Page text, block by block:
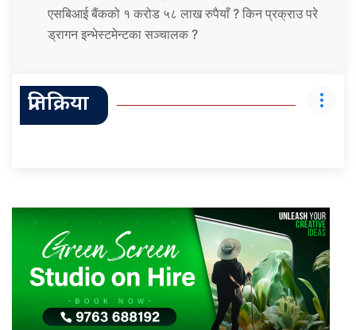
एसबिआई बैंकको १ करोड ५८ लाख रुपैयाँ ? किन प्रक्राउ परे
ड्रागन इन्भेस्टमेन्टका सञ्चालक ?
प्रतिक्रिया